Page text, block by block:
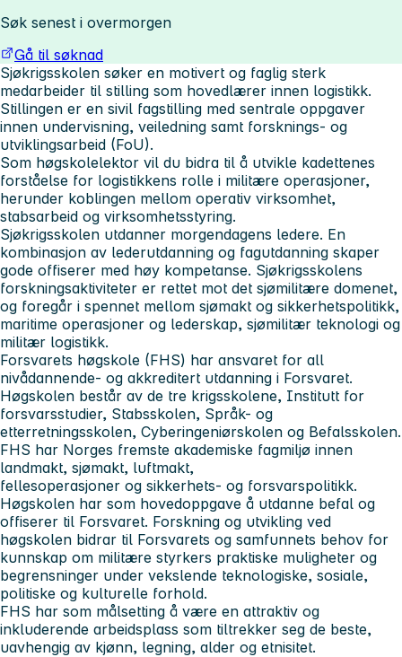
Søk senest i overmorgen
Gå til søknad
Sjøkrigsskolen søker en motivert og faglig sterk
medarbeider til stilling som hovedlærer innen logistikk.
Stillingen er en sivil fagstilling med sentrale oppgaver
innen undervisning, veiledning samt forsknings- og
utviklingsarbeid (FoU).
Som høgskolelektor vil du bidra til å utvikle kadettenes
forståelse for logistikkens rolle i militære operasjoner,
herunder koblingen mellom operativ virksomhet,
stabsarbeid og virksomhetsstyring.
Sjøkrigsskolen utdanner morgendagens ledere. En
kombinasjon av lederutdanning og fagutdanning skaper
gode offiserer med høy kompetanse. Sjøkrigsskolens
forskningsaktiviteter er rettet mot det sjømilitære domenet,
og foregår i spennet mellom sjømakt og sikkerhetspolitikk,
maritime operasjoner og lederskap, sjømilitær teknologi og
militær logistikk.
Forsvarets høgskole (FHS) har ansvaret for all
nivådannende- og akkreditert utdanning i Forsvaret.
Høgskolen består av de tre krigsskolene, Institutt for
forsvarsstudier, Stabsskolen, Språk- og
etterretningsskolen, Cyberingeniørskolen og Befalsskolen.
FHS har Norges fremste akademiske fagmiljø innen
landmakt, sjømakt, luftmakt,
fellesoperasjoner og sikkerhets- og forsvarspolitikk.
Høgskolen har som hovedoppgave å utdanne befal og
offiserer til Forsvaret. Forskning og utvikling ved
høgskolen bidrar til Forsvarets og samfunnets behov for
kunnskap om militære styrkers praktiske muligheter og
begrensninger under vekslende teknologiske, sosiale,
politiske og kulturelle forhold.
FHS har som målsetting å være en attraktiv og
inkluderende arbeidsplass som tiltrekker seg de beste,
uavhengig av kjønn, legning, alder og etnisitet.